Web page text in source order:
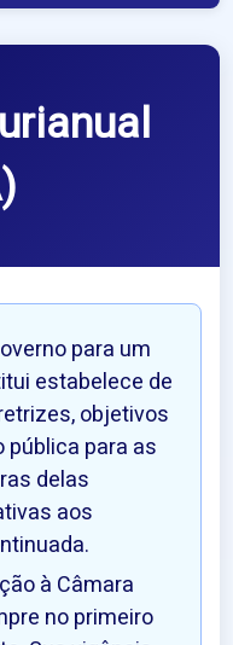
para um
estabelece de
objetivos
para as
delas
aos
à Câmara
no primeiro